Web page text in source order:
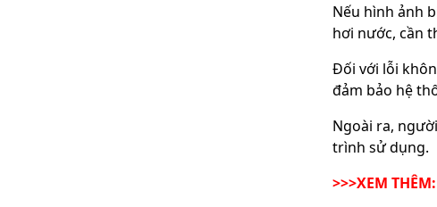
Nếu hình ảnh
hơi nước, cần
Đối với lỗi
đảm bảo hệ
Ngoài ra,
trình sử dụng.
>>>XEM THÊM: